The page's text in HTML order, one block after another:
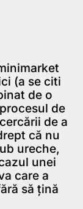
(a se citi
de o
de
de a
că nu
ureche,
unei
care a
să ţină